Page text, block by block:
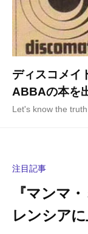
ディスコメイ
ABBAの本を
Let's know the
注目記事
『マンマ
レンシア